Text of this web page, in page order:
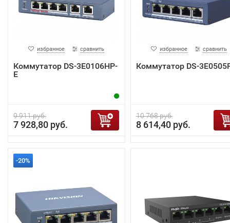
избранное сравнить
Коммутатор DS-3E0106HP-
E
9 911 руб.
7 928,80 руб.
избранное сравнить
Коммутатор DS-
10 768 руб.
8 614,40 руб.
-20%